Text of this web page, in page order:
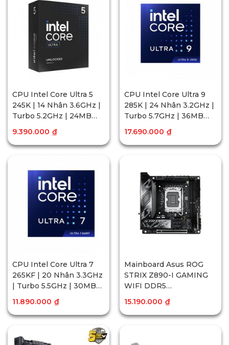
CPU Intel Core Ultra 5
245K | 14 Nhân 3.6GHz |
Turbo 5.2GHz | 24MB
9.390.000 ₫
CPU Intel Core Ultra 9
285K | 24 Nhân 3.2GHz |
Turbo 5.7GHz | 36MB
17.690.000 ₫
CPU Intel Core Ultra 7
265KF | 20 Nhân 3.3GHz
| Turbo 5.5GHz | 30MB
11.890.000 ₫
Mainboard Asus ROG
STRIX Z890-I GAMING
WIFI DDR5
(Thunderbolt
4+Bluetooth)
15.190.000 ₫